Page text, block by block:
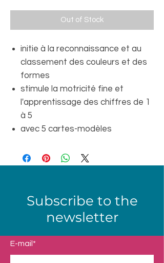
Out of Stock
initie à la reconnaissance et au
classement des couleurs et des
formes
stimule la motricité fine et
l'apprentissage des chiffres de 1
à 5
avec 5 cartes-modèles
Subscribe to the
newsletter
E-mail*